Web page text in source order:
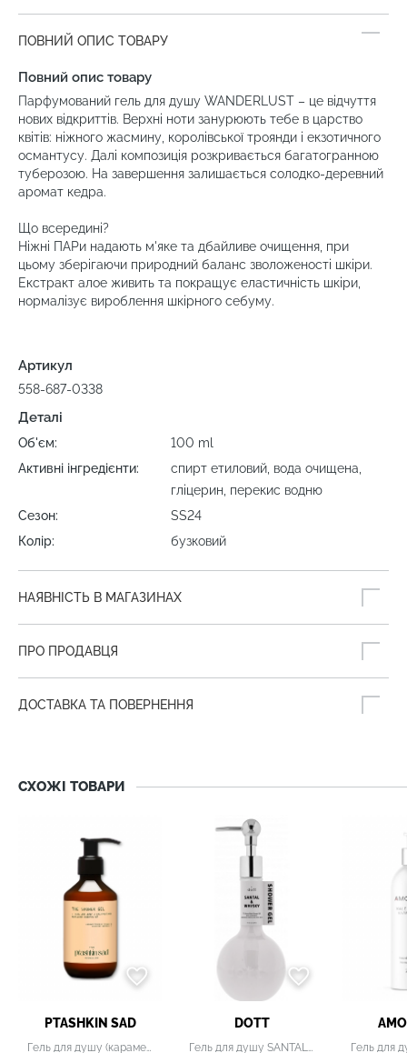
ПОВНИЙ ОПИС ТОВАРУ
Повний опис товару
Парфумований гель для душу WANDERLUST – це відчуття
нових відкриттів. Верхні ноти занурюють тебе в царство
квітів: ніжного жасмину, королівської троянди і екзотичного
османтусу. Далі композиція розкривається багатогранною
туберозою. На завершення залишається солодко-деревний
аромат кедра.
Що всередині?
Ніжні ПАРи надають м'яке та дбайливе очищення, при
цьому зберігаючи природний баланс зволоженості шкіри.
Екстракт алое живить та покращує еластичність шкіри,
нормалізує вироблення шкірного себуму.
Артикул
558-687-0338
Деталі
Об'єм:
100 ml
Активні інгредієнти:
спирт етиловий, вода очищена,
гліцерин, перекис водню
Сезон:
SS24
Колір:
бузковий
НАЯВНІСТЬ В МАГАЗИНАХ
ПРО ПРОДАВЦЯ
ДОСТАВКА ТА ПОВЕРНЕННЯ
СХОЖІ ТОВАРИ
PTASHKIN SAD
Гель для душу (карамелізована груша & кокосове молоко)
DOTT
Гель для душу SANTAL & WHISKY, 350 мл